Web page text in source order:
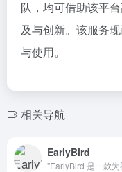
队，均可借助该平
及与创新。该服务
与使用。
相关导航
EarlyBird